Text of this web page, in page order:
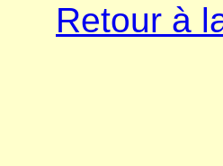
Retour à